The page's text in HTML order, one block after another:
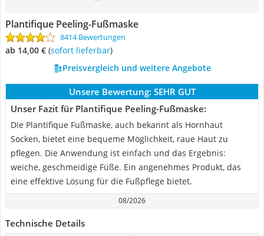
Plantifique Peeling-Fußmaske
8414 Bewertungen
ab 14,00 € ( Sofort lieferbar)
Preisvergleich und weitere Angebote
Unsere Bewertung: SEHR GUT
Unser Fazit für Plantifique Peeling-Fußmaske:
Die Plantifique Fußmaske, auch bekannt als Hornhaut
Socken, bietet eine bequeme Möglichkeit, raue Haut zu
pflegen. Die Anwendung ist einfach und das Ergebnis:
weiche, geschmeidige Füße. Ein angenehmes Produkt, das
eine effektive Lösung für die Fußpflege bietet.
08/2026
Technische Details